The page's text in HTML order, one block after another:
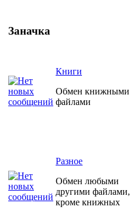
Заначка
Книги
Обмен книжными
файлами
Разное
Обмен любыми
другими файлами,
кроме книжных